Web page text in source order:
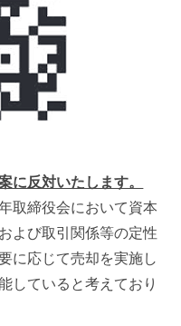
に反対いたします。
取締役会において資本
よび取引関係等の定性
に応じて売却を実施し
していると考えており